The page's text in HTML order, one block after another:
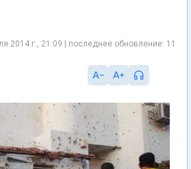
2014 г., 21:09 | последнее обновление: 11